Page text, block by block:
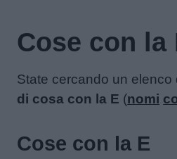
Cose con la
State cercando un elenco
di cosa con la E (nomi
Cose con la E